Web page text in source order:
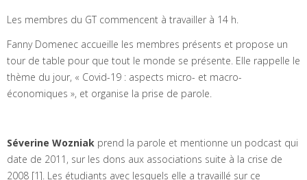
Les membres du GT commencent à travailler à 14 h.
Fanny Domenec accueille les membres présents et propose un
tour de table pour que tout le monde se présente. Elle rappelle le
thème du jour, « Covid-19 : aspects micro- et macro-
économiques », et organise la prise de parole.
Séverine Wozniak prend la parole et mentionne un podcast qui
date de 2011, sur les dons aux associations suite à la crise de
2008 [1]. Les étudiants avec lesquels elle a travaillé sur ce